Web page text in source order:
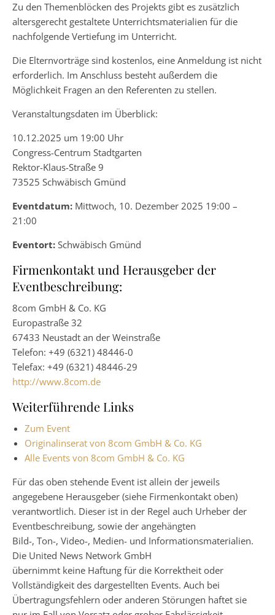
Zu den Themenblöcken des Projekts gibt es zusätzlich
altersgerecht gestaltete Unterrichtsmaterialien für die
nachfolgende Vertiefung im Unterricht.
Die Elternvorträge sind kostenlos, eine Anmeldung ist nicht
erforderlich. Im Anschluss besteht außerdem die
Möglichkeit Fragen an den Referenten zu stellen.
Veranstaltungsdaten im Überblick:
10.12.2025 um 19:00 Uhr
Congress-Centrum Stadtgarten
Rektor-Klaus-Straße 9
73525 Schwäbisch Gmünd
Eventdatum: Mittwoch, 10. Dezember 2025 19:00 –
21:00
Eventort: Schwäbisch Gmünd
Firmenkontakt und Herausgeber der
Eventbeschreibung:
8com GmbH & Co. KG
Europastraße 32
67433 Neustadt an der Weinstraße
Telefon: +49 (6321) 48446-0
Telefax: +49 (6321) 48446-29
http://www.8com.de
Weiterführende Links
Zum Event
Originalinserat von 8com GmbH & Co. KG
Alle Events von 8com GmbH & Co. KG
Für das oben stehende Event ist allein der jeweils
angegebene Herausgeber (siehe Firmenkontakt oben)
verantwortlich. Dieser ist in der Regel auch Urheber der
Eventbeschreibung, sowie der angehängten
Bild-, Ton-, Video-, Medien- und Informationsmaterialien.
Die United News Network GmbH
übernimmt keine Haftung für die Korrektheit oder
Vollständigkeit des dargestellten Events. Auch bei
Übertragungsfehlern oder anderen Störungen haftet sie